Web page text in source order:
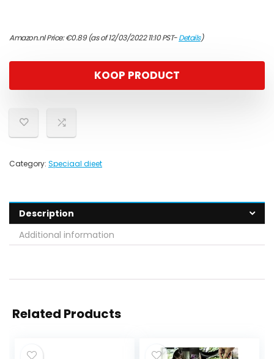
Amazon.nl Price:€0.89(as of 12/03/2022 11:10 PST-Details)
KOOP PRODUCT
Category: Speciaal dieet
Description
Additional information
Related Products